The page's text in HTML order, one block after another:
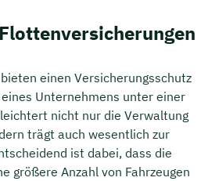
einen Versicherungsschutz
Unternehmens unter einer
nicht nur die Verwaltung
trägt auch wesentlich zur
ist dabei, dass die
größere Anzahl von Fahrzeugen